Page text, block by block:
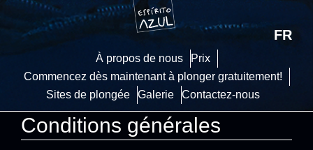
À propos de nous
Prix
Commencez dès maintenant à plonger gratuitement!
Sites de plongée
Galerie Contactez-nous
FR
Conditions générales